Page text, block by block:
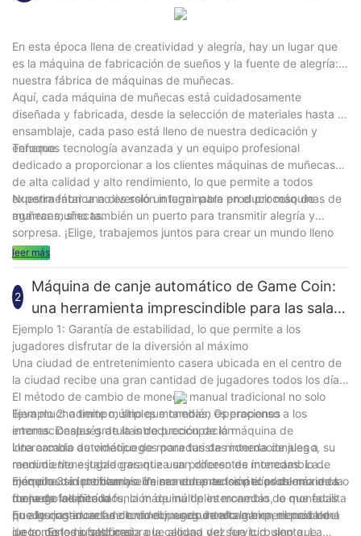
En esta época llena de creatividad y alegría, hay un lugar que
es la máquina de fabricación de sueños y la fuente de alegría:
nuestra fábrica de máquinas de muñecas.
Aquí, cada máquina de muñecas está cuidadosamente
diseñada y fabricada, desde la selección de materiales hasta el
ensamblaje, cada paso está lleno de nuestra dedicación y
enfoque.
Tenemos tecnología avanzada y un equipo profesional
dedicado a proporcionar a los clientes máquinas de muñecas
de alta calidad y alto rendimiento, lo que permite a todos
experimentar una diversión interminable en el proceso de
agarrar muñecas.
Nuestra fábrica no es solo un lugar para producir máquinas de
muñecas, sino también un puerto para transmitir alegría y
sorpresa. ¡Elige, trabajemos juntos para crear un mundo lleno
de alegría para ti!
leer más
2
Máquina de canje automático de Game Coin:
una herramienta imprescindible para las salas
de juegos
Ejemplo 1: Garantía de estabilidad, lo que permite a los
jugadores disfrutar de la diversión al máximo
Una ciudad de entretenimiento casera ubicada en el centro de
la ciudad recibe una gran cantidad de jugadores todos los días.
El método de cambio de moneda manual tradicional no solo
lleva mucho tiempo, sino que también es propenso a los
errores. Después de la introducción de la máquina de
intercambio automático de monedas de moneda de juego, su
rendimiento estable garantiza un proceso de intercambio de
monedas sin problemas. Ya sea durante los períodos máximos o
fuera de los períodos, la máquina de intercambio de monedas
puede continuar funcionando, asegurando la experiencia de
juego de los jugadores.
Ejemplo 2: admite múltiples monedas, Operaciones
internacionales gratuitas de preocupación
Una arcada de videojuegos para turistas internacionales a
menudo tiene jugadores que usan diferentes monedas. La
máquina de intercambio de monedas automáticas de moneda
de juego admite la función de múltiples monedas, lo que facilita
que los jugadores de todo el mundo intercambien moneda del
juego. Esto no solo mejora la calidad del servicio, sino que
Ejemplo 3: identificar y eliminar con precisión el problema de la
moneda falsificada
En algunas arcadas de videojuegos de alta gama, el problema
de la moneda falsificada que alguna vez fue turbulenta. La